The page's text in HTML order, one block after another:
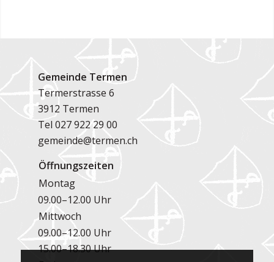
Gemeinde Termen
Termerstrasse 6
3912 Termen
Tel027 922 29 00
gemeinde@termen.ch
Öffnungszeiten
Montag
09.00–12.00 Uhr
Mittwoch
09.00–12.00 Uhr
15.00–18.30 Uhr